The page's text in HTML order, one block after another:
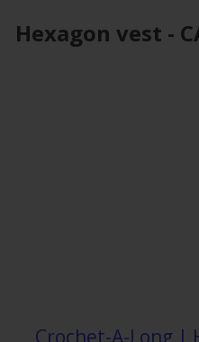
Hexagon vest -
Crochet-A-Long |